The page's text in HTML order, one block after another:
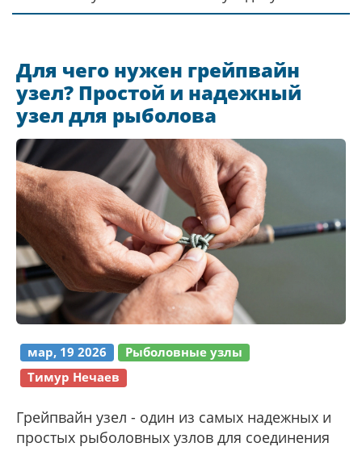
красоту России.
Для чего нужен грейпвайн
узел? Простой и надежный
узел для рыболова
мар, 19 2026
Рыболовные узлы
Тимур Нечаев
Грейпвайн узел - один из самых надежных и
простых рыболовных узлов для соединения